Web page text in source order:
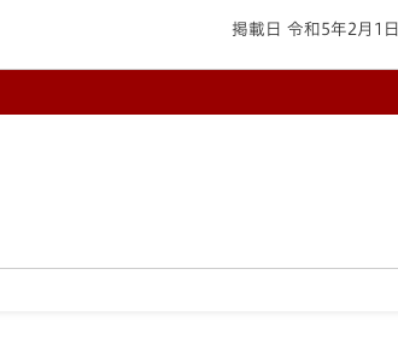
掲載日 令和5年2月1日